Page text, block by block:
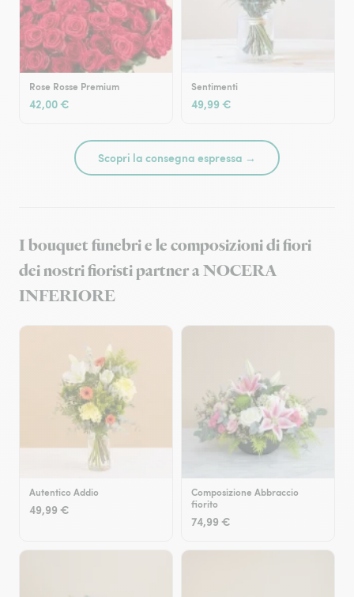
Rose Rosse Premium
42,00 €
Sentimenti
49,99 €
Scopri la consegna espressa →
I bouquet funebri e le composizioni di fiori
dei nostri fioristi partner a NOCERA
INFERIORE
Autentico Addio
49,99 €
Composizione Abbraccio
fiorito
74,99 €